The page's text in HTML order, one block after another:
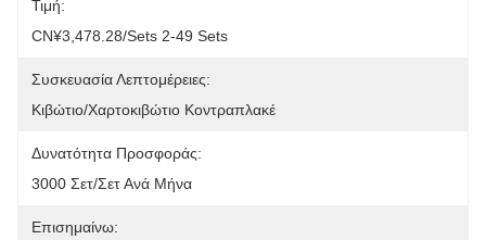
Τιμή:
CN¥3,478.28/sets 2-49 Sets
Συσκευασία Λεπτομέρειες:
Κιβώτιο/χαρτοκιβώτιο Κοντραπλακέ
Δυνατότητα Προσφοράς:
3000 Σετ/σετ Ανά Μήνα
Επισημαίνω: